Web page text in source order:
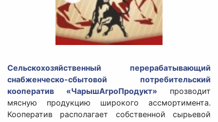
Сельскохозяйственный перерабатывающий
снабженческо-сбытовой потребительский
кооператив «ЧарышАгроПродукт» прозводит
мясную продукцию широкого ассмортимента.
Кооператив располагает собственной сырьевой